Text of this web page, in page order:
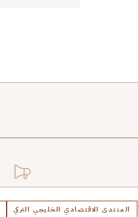
المنتدى الاقتصادي الخليجي التركي